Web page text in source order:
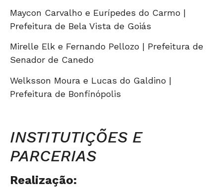
Maycon Carvalho e Eurípedes do Carmo |
Prefeitura de Bela Vista de Goiás
Mirelle Elk e Fernando Pellozo | Prefeitura de
Senador de Canedo
Welksson Moura e Lucas do Galdino |
Prefeitura de Bonfinópolis
INSTITUTIÇÕES E
PARCERIAS
Realização: